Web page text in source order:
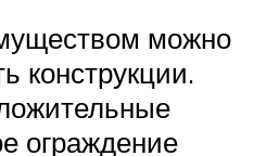
можно
конструкции.
ограждение